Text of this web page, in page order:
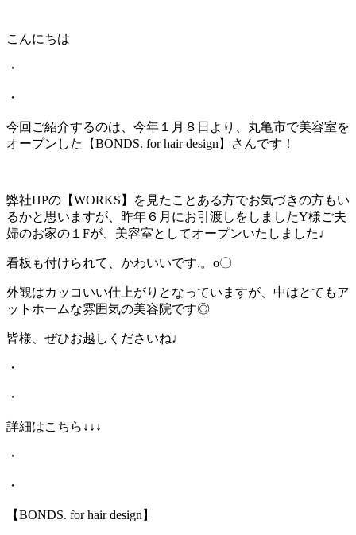
こんにちは
・
・
今回ご紹介するのは、今年１月８日より、丸亀市で美容室を
オープンした【BONDS. for hair design】さんです！
弊社HPの【WORKS】を見たことある方でお気づきの方もい
るかと思いますが、昨年６月にお引渡しをしましたY様ご夫
婦のお家の１Fが、美容室としてオープンいたしました♩
看板も付けられて、かわいいです.。o〇
外観はカッコいい仕上がりとなっていますが、中はとてもア
ットホームな雰囲気の美容院です◎
皆様、ぜひお越しくださいね♩
・
・
詳細はこちら↓↓↓
・
・
【BONDS. for hair design】